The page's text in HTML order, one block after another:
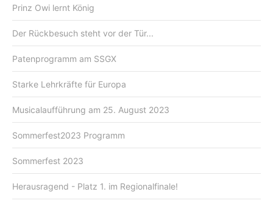
Prinz Owi lernt König
Der Rückbesuch steht vor der Tür...
Patenprogramm am SSGX
Starke Lehrkräfte für Europa
Musicalaufführung am 25. August 2023
Sommerfest2023 Programm
Sommerfest 2023
Herausragend - Platz 1. im Regionalfinale!